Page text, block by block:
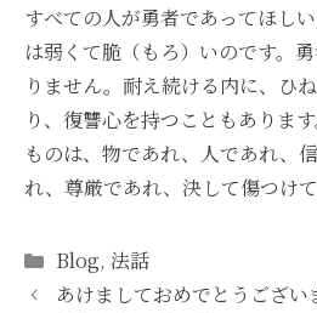
すべての人が勇者であってほし
は弱くて脆（もろ）いのです。
りません。耐え続ける内に、ひ
り、復讐心を持つこともありま
ものは、物であれ、人であれ、
れ、尊厳であれ、決して傷つけて
Categories
Blog, 法話
あけましておめでとうござい